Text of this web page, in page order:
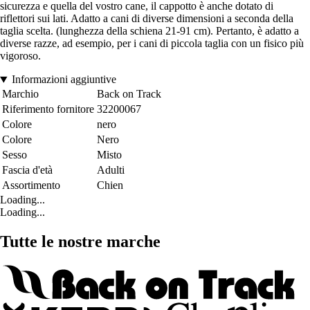
sicurezza e quella del vostro cane, il cappotto è anche dotato di
riflettori sui lati. Adatto a cani di diverse dimensioni a seconda della
taglia scelta. (lunghezza della schiena 21-91 cm). Pertanto, è adatto a
diverse razze, ad esempio, per i cani di piccola taglia con un fisico più
vigoroso.
Informazioni aggiuntive
Marchio
Back on Track
Riferimento fornitore 32200067
Colore
nero
Colore
Nero
Sesso
Misto
Fascia d'età
Adulti
Assortimento
Chien
Loading...
Loading...
Tutte le nostre marche